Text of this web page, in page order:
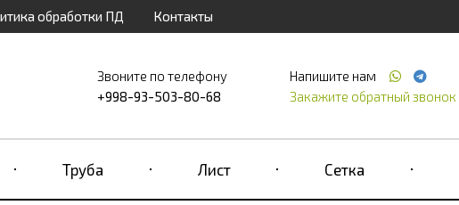
обработки ПД Контакты
Звоните по телефону
+998-93-503-80-68
Напишите нам
Закажите обратный звонок
Труба Лист Сетка